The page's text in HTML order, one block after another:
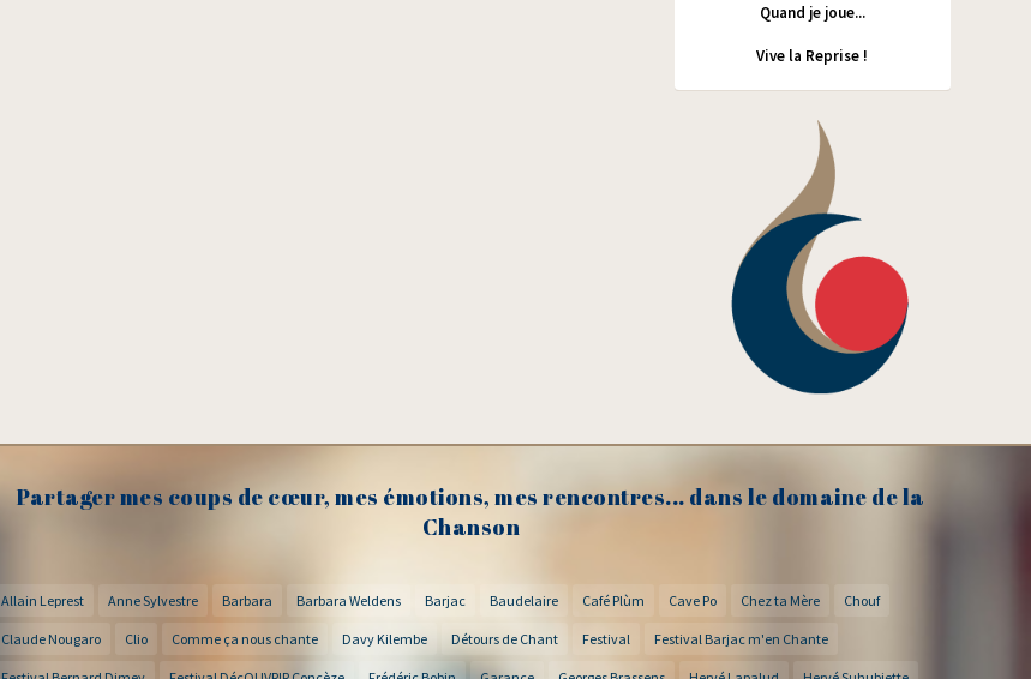
Quand je joue...
Vive la Reprise !
Partager mes coups de cœur, mes émotions, mes rencontres... dans le domaine de la
Chanson
Allain Leprest Anne Sylvestre Barbara Barbara Weldens Barjac Baudelaire Café Plùm Cave Po Chez ta Mère Chouf
Claude Nougaro Clio Comme ça nous chante Davy Kilembe Détours de Chant Festival Festival Barjac m'en Chante